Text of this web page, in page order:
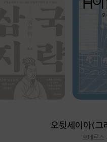
오뒷세이아(그
호메로스